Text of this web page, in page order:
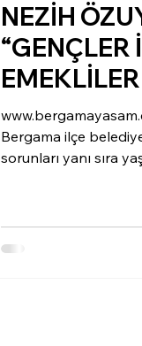
NEZİH
“GENÇLER
VE
Bergama ilçe
sorunları yanı sıra